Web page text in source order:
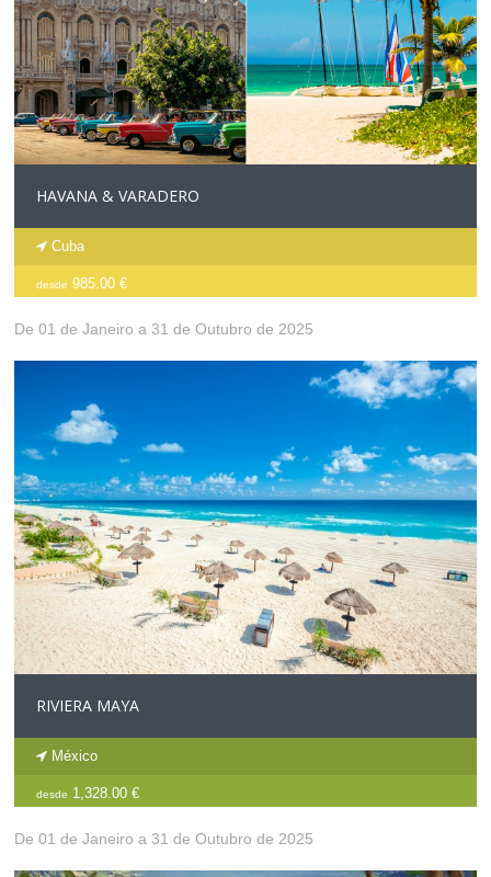
HAVANA & VARADERO
Cuba
desde 985.00 €
De 01 de Janeiro a 31 de Outubro de 2025
RIVIERA MAYA
México
desde 1,328.00 €
De 01 de Janeiro a 31 de Outubro de 2025